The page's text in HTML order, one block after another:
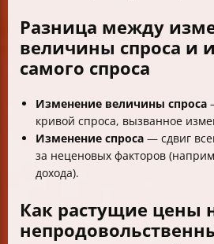
Разница между
величины спроса и
самого спроса
Изменение величины спроса
кривой спроса, вызванное
Изменение спроса — сдвиг
за неценовых факторов
дохода).
Как растущие цены